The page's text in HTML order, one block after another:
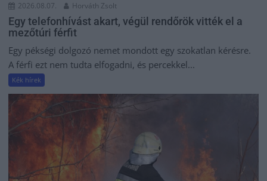
2026.08.07. Horváth Zsolt
Egy telefonhívást akart, végül rendőrök vitték el a
mezőtúri férfit
Egy pékségi dolgozó nemet mondott egy szokatlan kérésre.
A férfi ezt nem tudta elfogadni, és percekkel...
Kék hírek